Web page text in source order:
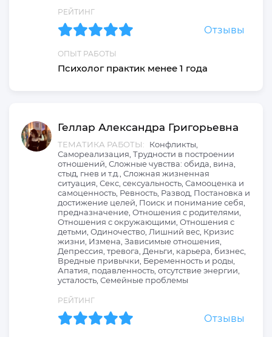
РЕЙТИНГ
Отзывы
ОПЫТ РАБОТЫ
Психолог практик менее 1 года
Геллар Александра Григорьевна
ТЕМАТИКА РАБОТЫ:
Конфликты,
Самореализация, Трудности в построении
отношений, Сложные чувства: обида, вина,
стыд, гнев и т.д., Сложная жизненная
ситуация, Секс, сексуальность, Самооценка и
самоценность, Ревность, Развод, Постановка и
достижение целей, Поиск и понимание себя,
предназначение, Отношения с родителями,
Отношения с окружающими, Отношения с
детьми, Одиночество, Лишний вес, Кризис
жизни, Измена, Зависимые отношения,
Депрессия, тревога, Деньги, карьера, бизнес,
Вредные привычки, Беременность и роды,
Апатия, подавленность, отсутствие энергии,
усталость, Семейные проблемы
РЕЙТИНГ
Отзывы